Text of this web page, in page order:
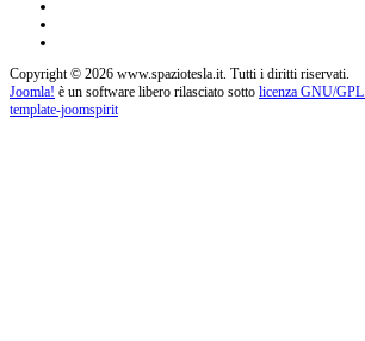
Copyright © 2026 www.spaziotesla.it. Tutti i diritti riservati.
Joomla! è un software libero rilasciato sotto licenza GNU/GPL.
template-joomspirit